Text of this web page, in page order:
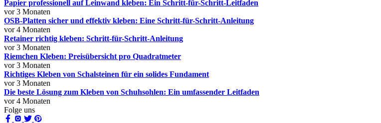
Papier professionell auf Leinwand kleben: Ein Schritt-für-Schritt-Leitfaden
vor 3 Monaten
OSB-Platten sicher und effektiv kleben: Eine Schritt-für-Schritt-Anleitung
vor 4 Monaten
Retainer richtig kleben: Schritt-für-Schritt-Anleitung
vor 3 Monaten
Riemchen Kleben: Preisübersicht pro Quadratmeter
vor 3 Monaten
Richtiges Kleben von Schalsteinen für ein solides Fundament
vor 3 Monaten
Die beste Lösung zum Kleben von Schuhsohlen: Ein umfassender Leitfaden
vor 4 Monaten
Folge uns